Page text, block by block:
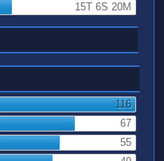
15T 6S 20M
116
67
55